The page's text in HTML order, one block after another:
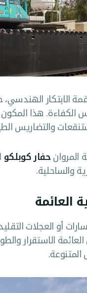
الابتكار الهندسي،
الكفاءة. هذا
والتضاريس
المروان حفار كوبلكو
والساحلية.
العائمة
أو العجلات
الاستقرار